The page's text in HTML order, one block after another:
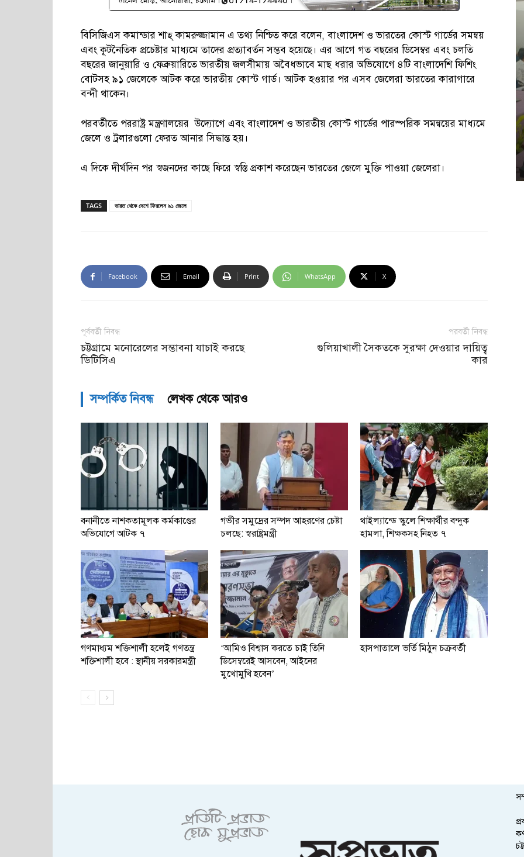
বিসিজিএস কমান্ডার শাহ্ কামরুজ্জামান এ তথ্য নিশ্চিত করে বলেন, বাংলাদেশ ও ভারতের কোস্ট গার্ডের সমন্বয়
এবং কূটনৈতিক প্রচেষ্টার মাধ্যমে তাদের প্রত্যাবর্তন সম্ভব হয়েছে। এর আগে গত বছরের ডিসেম্বর এবং চলতি
বছরের জানুয়ারি ও ফেব্রুয়ারিতে ভারতীয় জলসীমায় অবৈধভাবে মাছ ধরার অভিযোগে ৪টি বাংলাদেশি ফিশিং
বোটসহ ৯১ জেলেকে আটক করে ভারতীয় কোস্ট গার্ড। আটক হওয়ার পর এসব জেলেরা ভারতের কারাগারে
বন্দী থাকেন।
পরবর্তীতে পররাষ্ট্র মন্ত্রণালয়ের উদ্যোগে এবং বাংলাদেশ ও ভারতীয় কোস্ট গার্ডের পারস্পরিক সমন্বয়ের মাধ্যমে
জেলে ও ট্রলারগুলো ফেরত আনার সিদ্ধান্ত হয়।
এ দিকে দীর্ঘদিন পর স্বজনদের কাছে ফিরে স্বস্তি প্রকাশ করেছেন ভারতের জেলে মুক্তি পাওয়া জেলেরা।
TAGS ভারত থেকে দেশে ফিরলেন ৯১ জেলে
Facebook Email Print WhatsApp X
পূর্ববর্তী নিবন্ধ
চট্টগ্রামে মনোরেলের সম্ভাবনা যাচাই করছে
ডিটিসিএ
পরবর্তী নিবন্ধ
গুলিয়াখালী সৈকতকে সুরক্ষা দেওয়ার দায়িত্ব
কার
সম্পর্কিত নিবন্ধ লেখক থেকে আরও
বনানীতে নাশকতামূলক কর্মকাণ্ডের
অভিযোগে আটক ৭
গভীর সমুদ্রের সম্পদ আহরণের চেষ্টা
চলছে: স্বরাষ্ট্রমন্ত্রী
থাইল্যান্ডে স্কুলে শিক্ষার্থীর বন্দুক
হামলা, শিক্ষকসহ নিহত ৭
গণমাধ্যম শক্তিশালী হলেই গণতন্ত্র
শক্তিশালী হবে : স্থানীয় সরকারমন্ত্রী
‘আমিও বিশ্বাস করতে চাই তিনি
ডিসেম্বরেই আসবেন, আইনের
মুখোমুখি হবেন’
হাসপাতালে ভর্তি মিঠুন চক্রবর্তী